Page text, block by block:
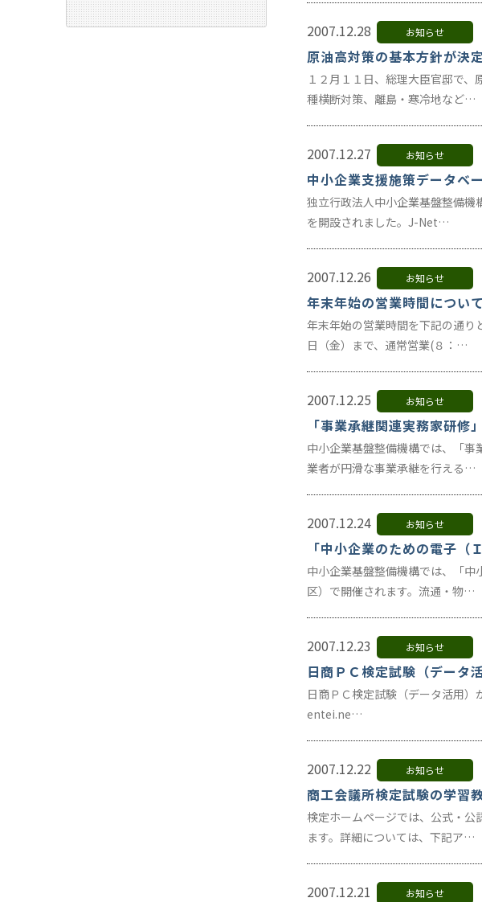
2007.12.28 お知らせ
原油高対策の基本方針が決
１２月１１日、総理大臣官邸で
種横断対策、離島・寒冷地など…
2007.12.27 お知らせ
中小企業支援施策データベ
独立行政法人中小企業基盤整備機
を開設されました。J-Net…
2007.12.26 お知らせ
年末年始の営業時間について
年末年始の営業時間を下記の通り
日（金）まで、通常営業(８：…
2007.12.25 お知らせ
「事業承継関連実務家研修
中小企業基盤整備機構では、「
業者が円滑な事業承継を行える…
2007.12.24 お知らせ
「中小企業のための電子
中小企業基盤整備機構では、「
区）で開催されます。流通・物…
2007.12.23 お知らせ
日商ＰＣ検定試験（データ
日商ＰＣ検定試験（データ活用
entei.ne…
2007.12.22 お知らせ
商工会議所検定試験の学習
検定ホームページでは、公式・
ます。詳細については、下記ア…
2007.12.21 お知らせ